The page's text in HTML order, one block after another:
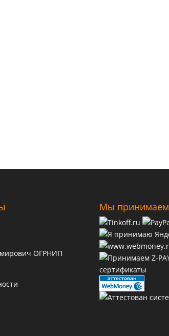
ОГРНИП
Мы принимаем
сертификаты